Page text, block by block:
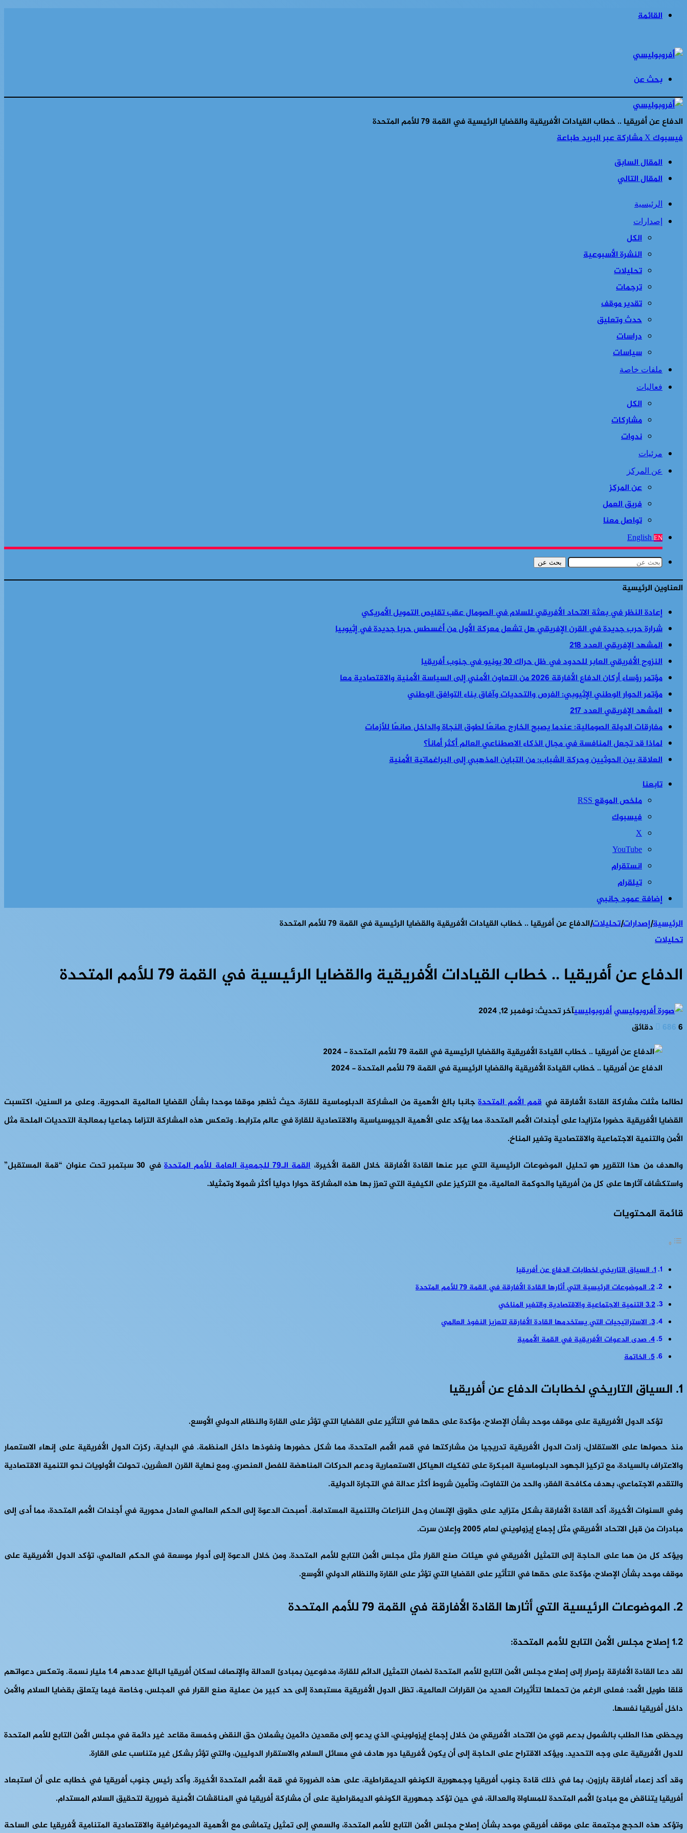
القائمة
بحث عن
الدفاع عن أفريقيا .. خطاب القيادات الأفريقية والقضايا الرئيسية في القمة 79 للأمم المتحدة
فيسبوك‫Xمشاركة عبر البريدطباعة
المقال السابق
المقال التالي
الرئيسية
إصدارات
الكل
النشرة الأسبوعية
تحليلات
ترجمات
تقدير موقف
حدث وتعليق
دراسات
سياسات
ملفات خاصة
فعاليات
الكل
مشاركات
ندوات
مرئيات
عن المركز
عن المركز
فريق العمل
تواصل معنا
English EN
بحث عن
العناوين الرئيسية
إعادة النظر في بعثة الاتحاد الأفريقي للسلام في الصومال عقب تقليص التمويل الأمريكي
شرارة حرب جديدة في القرن الإفريقي هل تشعل معركة الأول من أغسطس حربا جديدة في إثيوبيا
المشهد الإفريقي العدد 218
النزوح الأفريقي العابر للحدود في ظل حراك 30 يونيو في جنوب أفريقيا
مؤتمر رؤساء أركان الدفاع الأفارقة 2026 من التعاون الأمني إلى السياسة الأمنية والاقتصادية معا
مؤتمر الحوار الوطني الإثيوبي: الفرص والتحديات وآفاق بناء التوافق الوطني
المشهد الإفريقي العدد 217
مفارقات الدولة الصومالية: عندما يصبح الخارج صانعًا لطوق النجاة والداخل صانعًا للأزمات
لماذا قد تجعل المنافسة في مجال الذكاء الاصطناعي العالم أكثر أماناً؟
العلاقة بين الحوثيين وحركة الشباب: من التباين المذهبي إلى البراغماتية الأمنية
تابعنا
ملخص الموقع RSS
فيسبوك
‫X
‫YouTube
انستقرام
تيلقرام
إضافة عمود جانبي
الرئيسية|إصدارات|تحليلات|الدفاع عن أفريقيا .. خطاب القيادات الأفريقية والقضايا الرئيسية في القمة 79 للأمم المتحدة
تحليلات
الدفاع عن أفريقيا .. خطاب القيادات الأفريقية والقضايا الرئيسية في القمة 79 للأمم المتحدة
أفروبوليسيآخر تحديث: نوفمبر 12, 2024
6866 دقائق
الدفاع عن أفريقيا .. خطاب القيادة الأفريقية والقضايا الرئيسية في القمة 79 للأمم المتحدة - 2024
لطالما مثلت مشاركة القادة الأفارقة فيقمم الأمم المتحدةجانبا بالغ الأهمية من المشاركة الدبلوماسية للقارة، حيث تُظهِر موقفا موحدا بشأن القضايا العالمية المحورية. وعلى مر السنين، اكتسبت
القضايا الأفريقية حضورا متزايدا على أجندات الأمم المتحدة، مما يؤكد على الأهمية الجيوسياسية والاقتصادية للقارة في عالم مترابط. وتعكس هذه المشاركة التزاما جماعيا بمعالجة التحديات الملحة مثل
الأمن والتنمية الاجتماعية والاقتصادية وتغير المناخ.
والهدف من هذا التقرير هو تحليل الموضوعات الرئيسية التي عبر عنها القادة الأفارقة خلال القمة الأخيرة،القمة الـ79 للجمعية العامة للأمم المتحدة
في 30 سبتمبر تحت عنوان “قمة المستقبل”
واستكشاف آثارها على كل من أفريقيا والحوكمة العالمية، مع التركيز على الكيفية التي تعزز بها هذه المشاركة حوارا دوليا أكثر شمولا وتمثيلا.
قائمة المحتويات
1. السياق التاريخي لخطابات الدفاع عن أفريقيا
2. الموضوعات الرئيسية التي أثارها القادة الأفارقة في القمة 79 للأمم المتحدة
3.2 التنمية الاجتماعية والاقتصادية والتغير المناخي
3. الاستراتيجيات التي يستخدمها القادة الأفارقة لتعزيز النفوذ العالمي
4. صدى الدعوات الأفريقية في القمة الأممية
5. الخاتمة
1. السياق التاريخي لخطابات الدفاع عن أفريقيا
تؤكد الدول الأفريقية على موقف موحد بشأن الإصلاح، مؤكدة على حقها في التأثير على القضايا التي تؤثر على القارة والنظام الدولي الأوسع.
منذ حصولها على الاستقلال، زادت الدول الأفريقية تدريجيا من مشاركتها في قمم الأمم المتحدة، مما شكل حضورها ونفوذها داخل المنظمة. في البداية، ركزت الدول الأفريقية على إنهاء الاستعمار
والاعتراف بالسيادة، مع تركيز الجهود الدبلوماسية المبكرة على تفكيك الهياكل الاستعمارية ودعم الحركات المناهضة للفصل العنصري. ومع نهاية القرن العشرين، تحولت الأولويات نحو التنمية الاقتصادية
والتقدم الاجتماعي، بهدف مكافحة الفقر، والحد من التفاوت، وتأمين شروط أكثر عدالة في التجارة الدولية.
وفي السنوات الأخيرة، أكد القادة الأفارقة بشكل متزايد على حقوق الإنسان وحل النزاعات والتنمية المستدامة. أصبحت الدعوة إلى الحكم العالمي العادل محورية في أجندات الأمم المتحدة، مما أدى إلى
مبادرات من قبل الاتحاد الأفريقي مثل إجماع إيزولويني لعام 2005 وإعلان سرت.
ويؤكد كل من هما على الحاجة إلى التمثيل الأفريقي في هيئات صنع القرار مثل مجلس الأمن التابع للأمم المتحدة. ومن خلال الدعوة إلى أدوار موسعة في الحكم العالمي، تؤكد الدول الأفريقية على
موقف موحد بشأن الإصلاح، مؤكدة على حقها في التأثير على القضايا التي تؤثر على القارة والنظام الدولي الأوسع.
2. الموضوعات الرئيسية التي أثارها القادة الأفارقة في القمة 79 للأمم المتحدة
1.2 إصلاح مجلس الأمن التابع للأمم المتحدة:
لقد دعا القادة الأفارقة بإصرار إلى إصلاح مجلس الأمن التابع للأمم المتحدة لضمان التمثيل الدائم للقارة، مدفوعين بمبادئ العدالة والإنصاف لسكان أفريقيا البالغ عددهم 1.4 مليار نسمة. وتعكس دعواتهم
قلقا طويل الأمد: فعلى الرغم من تحملها لتأثيرات العديد من القرارات العالمية، تظل الدول الأفريقية مستبعدة إلى حد كبير من عملية صنع القرار في المجلس، وخاصة فيما يتعلق بقضايا السلام والأمن
داخل أفريقيا نفسها.
ويحظى هذا الطلب بالشمول بدعم قوي من الاتحاد الأفريقي من خلال إجماع إيزولويني، الذي يدعو إلى مقعدين دائمين يشملان حق النقض وخمسة مقاعد غير دائمة في مجلس الأمن التابع للأمم المتحدة
للدول الأفريقية على وجه التحديد. ويؤكد الاقتراح على الحاجة إلى أن يكون لأفريقيا دور هادف في مسائل السلام والاستقرار الدوليين، والتي تؤثر بشكل غير متناسب على القارة.
وقد أكد زعماء أفارقة بارزون، بما في ذلك قادة جنوب أفريقيا وجمهورية الكونغو الديمقراطية، على هذه الضرورة في قمة الأمم المتحدة الأخيرة. وأكد رئيس جنوب أفريقيا في خطابه على أن استبعاد
أفريقيا يتناقض مع مبادئ الأمم المتحدة للمساواة والعدالة، في حين تؤكد جمهورية الكونغو الديمقراطية على أن مشاركة أفريقيا في المناقشات الأمنية ضرورية لتحقيق السلام المستدام.
وتؤكد هذه الحجج مجتمعة على موقف أفريقي موحد بشأن إصلاح مجلس الأمن التابع للأمم المتحدة، والسعي إلى تمثيل يتماشى مع الأهمية الديموغرافية والاقتصادية المتنامية لأفريقيا على الساحة